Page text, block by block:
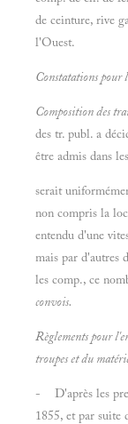
de ceinture, rive
l'Ouest.
Constatations pour
Composition des
des tr. publ. a
être admis dans
serait
non compris la
entendu d'une
mais par d'autres
les comp., ce
convois.
Règlements pour
troupes et du
- D'après les
1855, et par suite